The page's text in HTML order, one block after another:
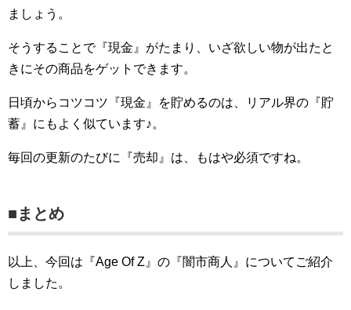
ましょう。
そうすることで『現金』がたまり、いざ欲しい物が出たと
きにその商品をゲットできます。
日頃からコツコツ『現金』を貯めるのは、リアル界の『貯
蓄』にもよく似ています♪。
毎回の更新のたびに『売却』は、もはや必須ですね。
■まとめ
以上、今回は『Age Of Z』の『闇市商人』についてご紹介
しました。